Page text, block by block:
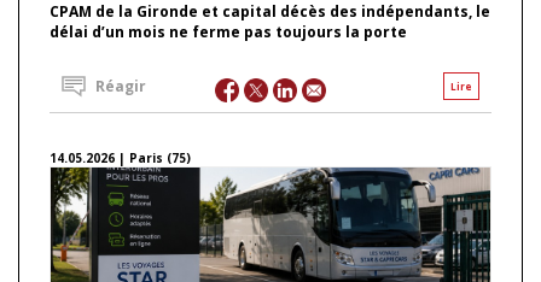
CPAM de la Gironde et capital décès des indépendants, le
délai d’un mois ne ferme pas toujours la porte
Lire
Réagir
14.05.2026 | Paris (75)